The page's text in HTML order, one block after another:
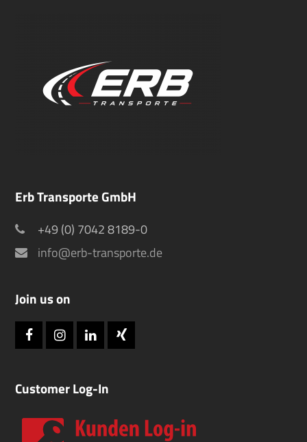
Erb Transporte GmbH
+49 (0) 7042 8189-0
info@erb-transporte.de
Join us on
FacebookInstagramLinkedInXing
Customer Log-In